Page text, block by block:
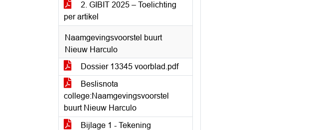
2. GIBIT 2025 – Toelichting
per artikel
Naamgevingsvoorstel buurt
Nieuw Harculo
Dossier 13345 voorblad.pdf
Beslisnota
college:Naamgevingsvoorstel
buurt Nieuw Harculo
Bijlage 1 - Tekening